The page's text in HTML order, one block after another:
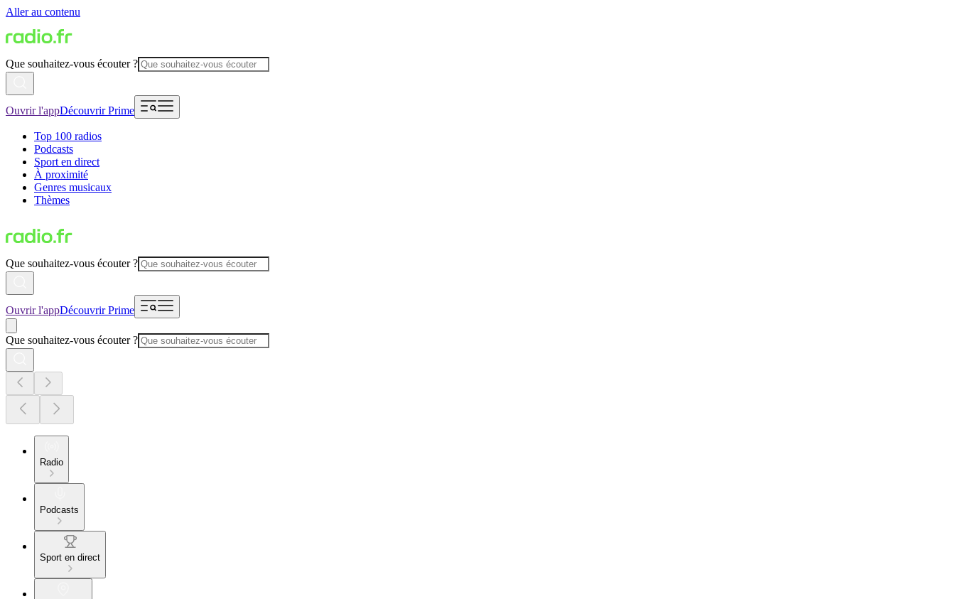
Aller au contenu
Que souhaitez-vous écouter ?
Ouvrir l'appDécouvrir Prime
Top 100 radios
Podcasts
Sport en direct
À proximité
Genres musicaux
Thèmes
Que souhaitez-vous écouter ?
Ouvrir l'appDécouvrir Prime
Que souhaitez-vous écouter ?
Radio
Podcasts
Sport en direct